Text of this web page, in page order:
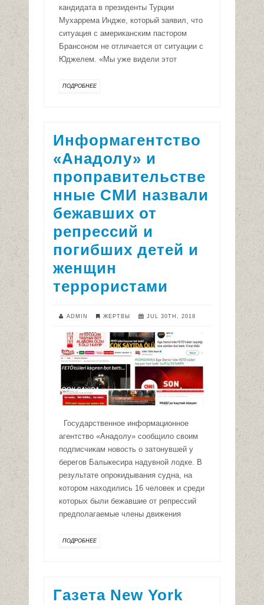
кандидата в президенты Турции
Мухаррема Индже, который заявил, что
ситуация с американским пастором
Брансоном не отличается от ситуации с
Юджелем. «Мы уже видели этот
ПОДРОБНЕЕ
Информагентство
«Анадолу» и
проправительстве
нные СМИ назвали
бежавших от
репрессий и
погибших детей и
женщин
террористами
ADMIN ЖЕРТВЫ JUL 30TH, 2018
Государственное информационное
агентство «Анадолу» сообщило своим
подписчикам новость о затонувшей у
берегов Балыкесира надувной лодке. В
результате опрокидывания судна, на
котором находились 16 человек и среди
которых были бежавшие от репрессий
предполагаемые члены движения
ПОДРОБНЕЕ
Газета New York